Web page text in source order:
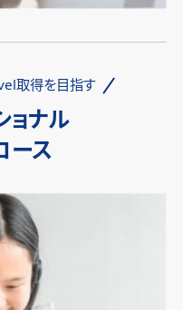
取得を目指す
ョナル
ース